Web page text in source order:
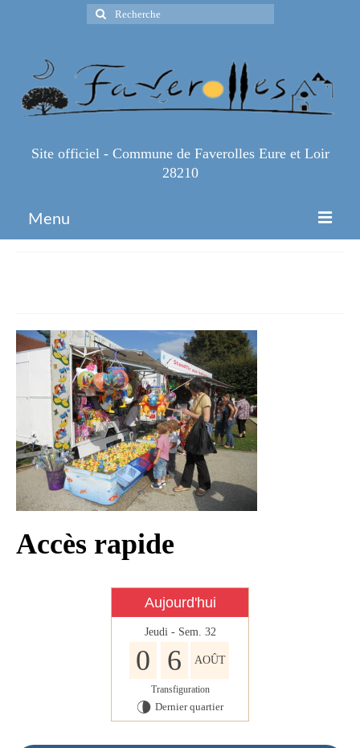
Rechercher
:
Site officiel - Commune de Faverolles Eure et Loir
28210
Menu
Infos Pratiques
Infos règlementaires
Contact et horaires
Mon village
Mes démarches
Faverolles dans la presse
Faverolles Infos – Format
numérique
Nos Partenaires
Accès rapide
Aujourd'hui
Jeudi - Sem. 32
0 6 AOÛT
Transfiguration
U Dernier quartier